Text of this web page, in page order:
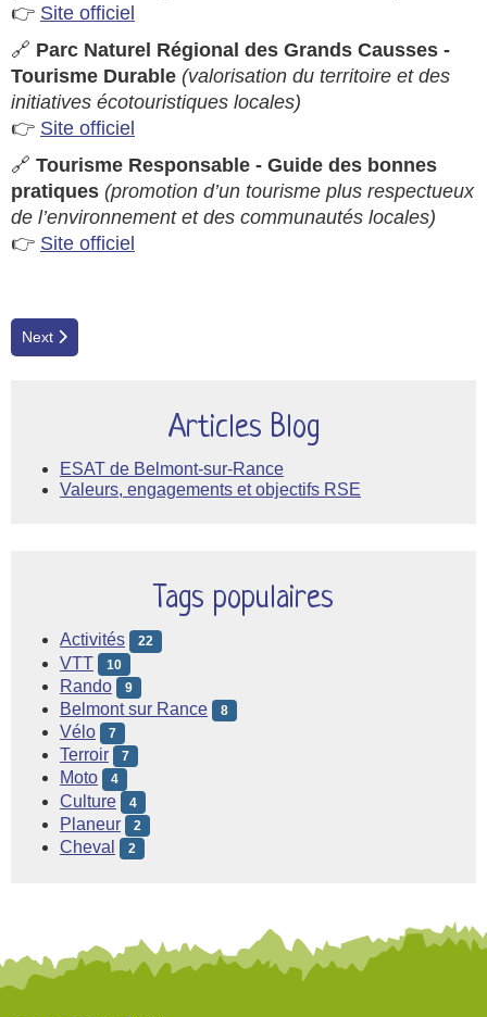
👉 Site officiel
🔗 Parc Naturel Régional des Grands Causses -
Tourisme Durable (valorisation du territoire et des
initiatives écotouristiques locales)
👉 Site officiel
🔗 Tourisme Responsable - Guide des bonnes
pratiques (promotion d’un tourisme plus respectueux
de l’environnement et des communautés locales)
👉 Site officiel
Next article: ESAT de Belmont-sur-Rance
Next
Articles Blog
ESAT de Belmont-sur-Rance
Valeurs, engagements et objectifs RSE
Tags populaires
Activités 22
VTT 10
Rando 9
Belmont sur Rance 8
Vélo 7
Terroir 7
Moto 4
Culture 4
Planeur 2
Cheval 2